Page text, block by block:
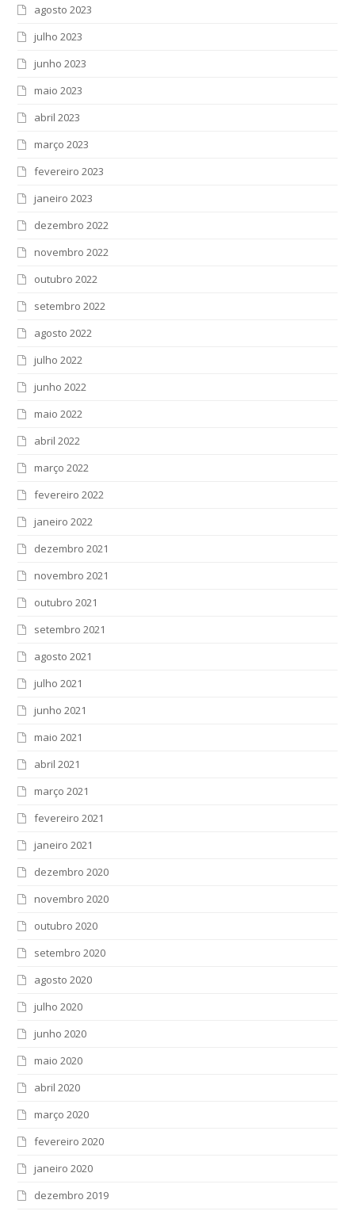
agosto 2023
julho 2023
junho 2023
maio 2023
abril 2023
março 2023
fevereiro 2023
janeiro 2023
dezembro 2022
novembro 2022
outubro 2022
setembro 2022
agosto 2022
julho 2022
junho 2022
maio 2022
abril 2022
março 2022
fevereiro 2022
janeiro 2022
dezembro 2021
novembro 2021
outubro 2021
setembro 2021
agosto 2021
julho 2021
junho 2021
maio 2021
abril 2021
março 2021
fevereiro 2021
janeiro 2021
dezembro 2020
novembro 2020
outubro 2020
setembro 2020
agosto 2020
julho 2020
junho 2020
maio 2020
abril 2020
março 2020
fevereiro 2020
janeiro 2020
dezembro 2019